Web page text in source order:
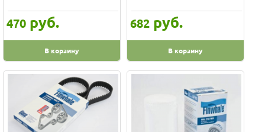
470 руб.
В корзину
682 руб.
В корзину